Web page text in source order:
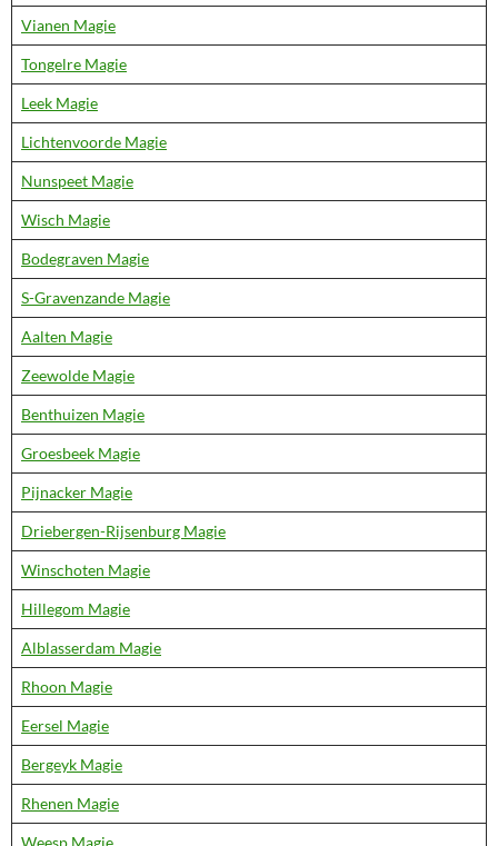
Vianen Magie
Tongelre Magie
Leek Magie
Lichtenvoorde Magie
Nunspeet Magie
Wisch Magie
Bodegraven Magie
S-Gravenzande Magie
Aalten Magie
Zeewolde Magie
Benthuizen Magie
Groesbeek Magie
Pijnacker Magie
Driebergen-Rijsenburg Magie
Winschoten Magie
Hillegom Magie
Alblasserdam Magie
Rhoon Magie
Eersel Magie
Bergeyk Magie
Rhenen Magie
Weesp Magie